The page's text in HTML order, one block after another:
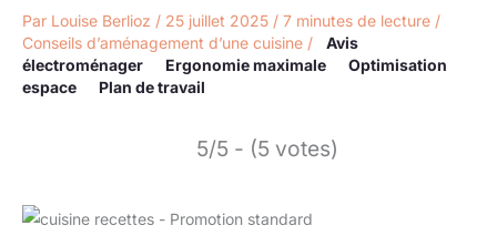
Par Louise Berlioz / 25 juillet 2025 / 7 minutes de lecture /
Conseils d’aménagement d’une cuisine /
Avis
électroménager
Ergonomie maximale
Optimisation
espace
Plan de travail
5/5 - (5 votes)